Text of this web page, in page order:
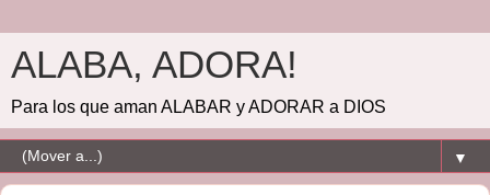
ALABA, ADORA!
Para los que aman ALABAR y ADORAR a DIOS
▼